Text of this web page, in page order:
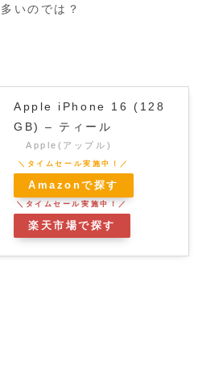
いのでは？
Apple iPhone 16 (128
GB) – ティール
Apple(アップル)
Amazonで探す
楽天市場で探す